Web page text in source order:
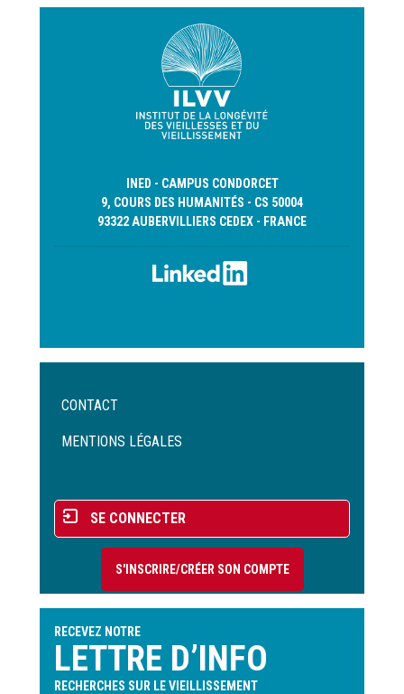
INED - CAMPUS CONDORCET
9, COURS DES HUMANITÉS - CS 50004
93322 AUBERVILLIERS CEDEX - FRANCE
Menu
de
CONTACT
MENTIONS LÉGALES
Menu
du
compte
l'utilisateur
SE CONNECTER
S'INSCRIRE/CRÉER SON COMPTE
RECEVEZ NOTRE
LETTRE D’INFO
RECHERCHES SUR LE VIEILLISSEMENT